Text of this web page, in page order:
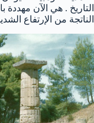
التاريخ . هي الآن مهددة
الناتجة من الإرتفاع